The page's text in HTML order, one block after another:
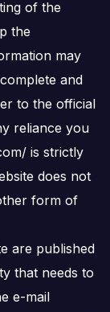
of the
the
may
and
to the official
reliance you
is strictly
does not
form of
are published
that needs to
e-mail